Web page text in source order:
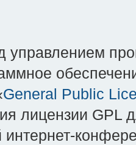
General Public
лицензии GPL